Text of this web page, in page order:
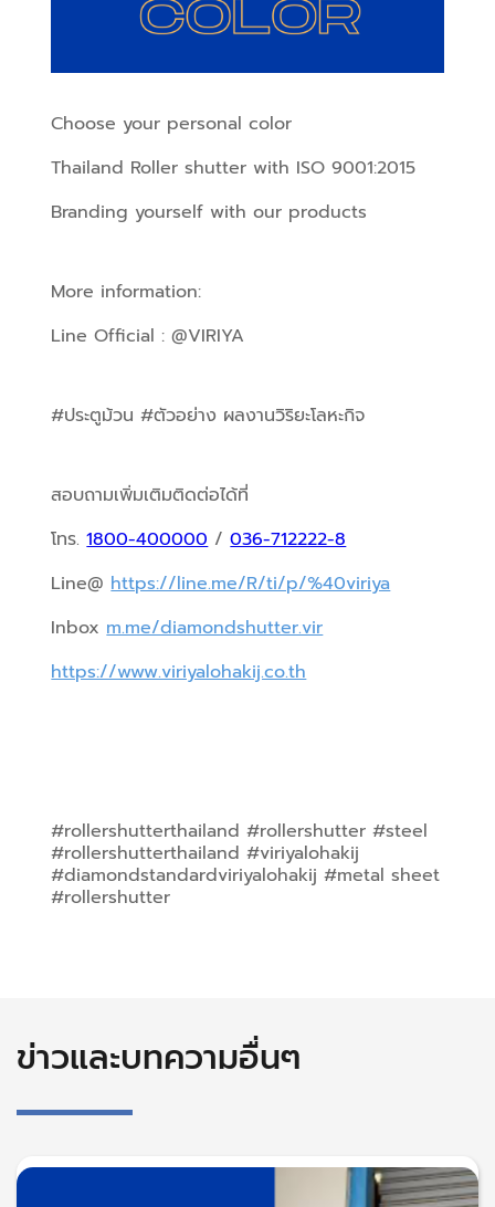
Choose your personal color
Thailand Roller shutter with ISO 9001:2015
Branding yourself with our products
More information:
Line Official : @VIRIYA
#ประตูม้วน #ตัวอย่าง ผลงานวิริยะโลหะกิจ
สอบถามเพิ่มเติมติดต่อได้ที่
โทร. 1800-400000 / 036-712222-8
Line@ https://line.me/R/ti/p/%40viriya
Inbox m.me/diamondshutter.vir
https://www.viriyalohakij.co.th
#rollershutterthailand #rollershutter #steel
#rollershutterthailand #viriyalohakij
#diamondstandardviriyalohakij #metal sheet
#rollershutter
ข่าวและบทความอื่นๆ